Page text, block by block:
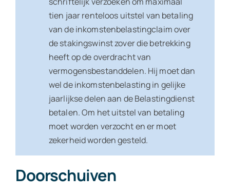
tien jaar renteloos uitstel van betaling
van de inkomstenbelastingclaim over
de stakingswinst zover die betrekking
heeft op de overdracht van
vermogensbestanddelen. Hij moet dan
wel de inkomstenbelasting in gelijke
jaarlijkse delen aan de Belastingdienst
betalen. Om het uitstel van betaling
moet worden verzocht en er moet
zekerheid worden gesteld.
Doorschuiven